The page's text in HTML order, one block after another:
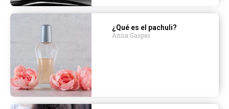
¿Qué es el pachuli?
Anna Gaspar